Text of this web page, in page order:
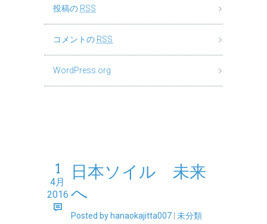
投稿の RSS
コメントの RSS
WordPress.org
1
4月
2016
日本ソイル 未来
へ
Posted by hanaokajitta007 未分類